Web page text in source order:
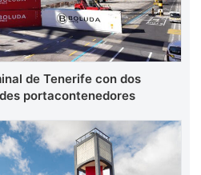
de Tenerife con dos
portacontenedores